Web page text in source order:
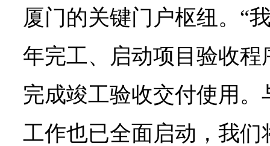
厦门的关键门户枢纽。 “
年完工、启动项目验收程
完成竣工验收交付使用
工作也已全面启动，我